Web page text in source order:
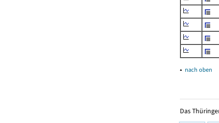
▴ nach oben
Das